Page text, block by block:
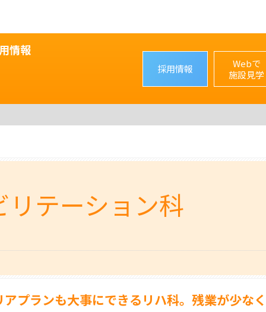
情報
採用情報
Webで
施設見学
テーション科
アプランも大事にできるリハ科。残業が少な